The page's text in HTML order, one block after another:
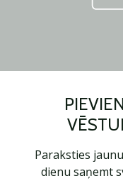
Paraksties
dienu saņemt